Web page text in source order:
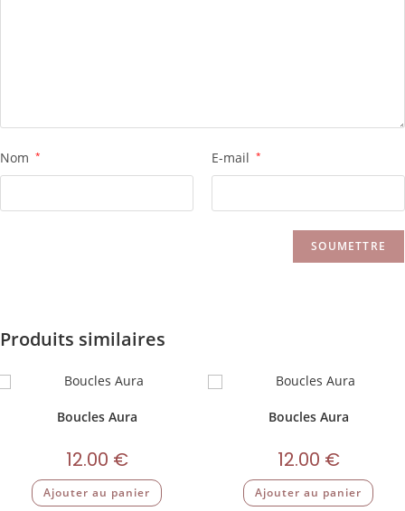
Nom * E-mail *
Produits similaires
Boucles Aura
12.00 €
Ajouter au panier
Boucles Aura
12.00 €
Ajouter au panier